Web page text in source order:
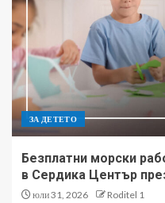
ЗА ДЕТЕТО
Безплатни морски
в Сердика Център
юли 31, 2026 Roditel 1